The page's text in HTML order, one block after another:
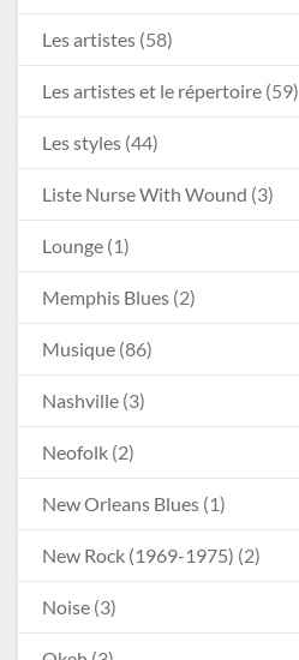
Les artistes (58)
Les artistes et le répertoire (59)
Les styles (44)
Liste Nurse With Wound (3)
Lounge (1)
Memphis Blues (2)
Musique (86)
Nashville (3)
Neofolk (2)
New Orleans Blues (1)
New Rock (1969-1975) (2)
Noise (3)